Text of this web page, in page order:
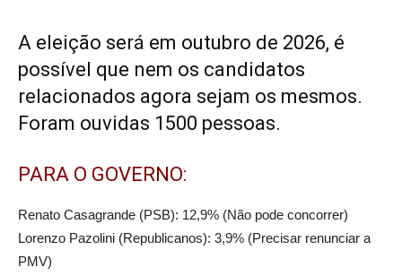
A eleição será em outubro de 2026, é
possível que nem os candidatos
relacionados agora sejam os mesmos.
Foram ouvidas 1500 pessoas.
PARA O GOVERNO:
Renato Casagrande (PSB): 12,9% (Não pode concorrer)
Lorenzo Pazolini (Republicanos): 3,9% (Precisar renunciar a
PMV)